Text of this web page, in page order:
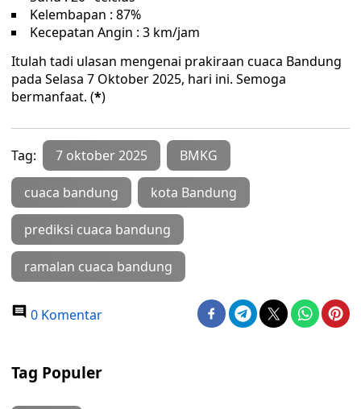
Kelembapan : 87%
Kecepatan Angin : 3 km/jam
Itulah tadi ulasan mengenai prakiraan cuaca Bandung
pada Selasa 7 Oktober 2025, hari ini. Semoga
bermanfaat. (*)
Tag: 7 oktober 2025 BMKG
cuaca bandung kota Bandung
prediksi cuaca bandung
ramalan cuaca bandung
0 Komentar
Tag Populer